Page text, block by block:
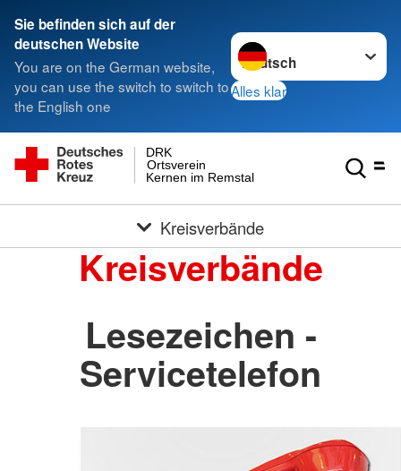
Sie befinden sich auf der
deutschen Website
You are on the German website,
you can use the switch to switch to
the English one
Sprache wechseln zu
Alles klar
Kernen im Remstal
Ortsverein
DRK
Kreisverbände
Kreisverbände
Lesezeichen -
Servicetelefon